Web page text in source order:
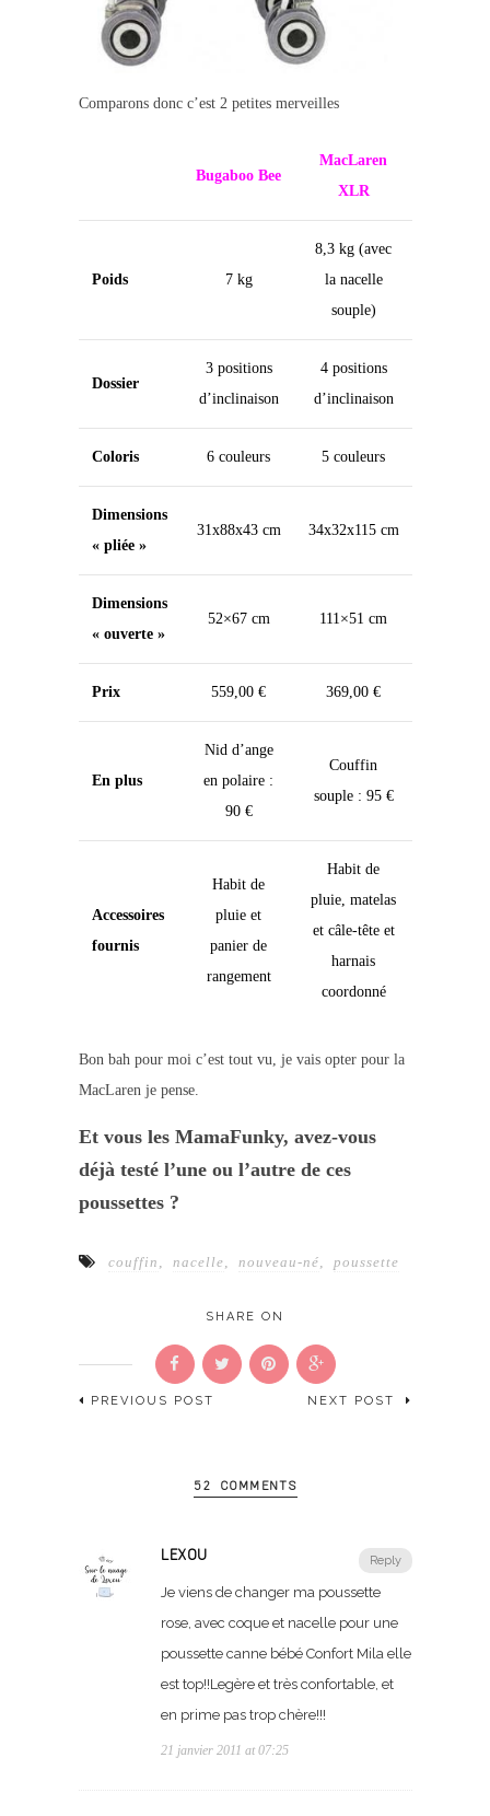
Comparons donc c’est 2 petites merveilles
Bugaboo Bee
MacLaren
XLR
Poids 7 kg
8,3 kg (avec
la nacelle
souple)
Dossier
3 positions
d’inclinaison
4 positions
d’inclinaison
Coloris 6 couleurs 5 couleurs
Dimensions
« pliée »
31x88x43 cm 34x32x115 cm
Dimensions
« ouverte »
52×67 cm 111×51 cm
Prix 559,00 € 369,00 €
En plus
Nid d’ange
en polaire :
90 €
Couffin
souple : 95 €
Accessoires
fournis
Habit de
pluie et
panier de
rangement
Habit de
pluie, matelas
et câle-tête et
harnais
coordonné
Bon bah pour moi c’est tout vu, je vais opter pour la
MacLaren je pense.
Et vous les MamaFunky, avez-vous
déjà testé l’une ou l’autre de ces
poussettes ?
couffin nacelle nouveau-né poussette
SHARE ON
PREVIOUS POST NEXT POST
52 COMMENTS
Reply
LEXOU
Je viens de changer ma poussette
rose, avec coque et nacelle pour une
poussette canne bébé Confort Mila elle
est top!!Legère et très confortable, et
en prime pas trop chère!!!
21 janvier 2011 at 07:25